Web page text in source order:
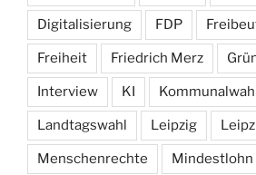
Digitalisierung FDP
Freiheit Friedrich Merz
Interview KI
Landtagswahl Leipzig
Menschenrechte Mindestlohn